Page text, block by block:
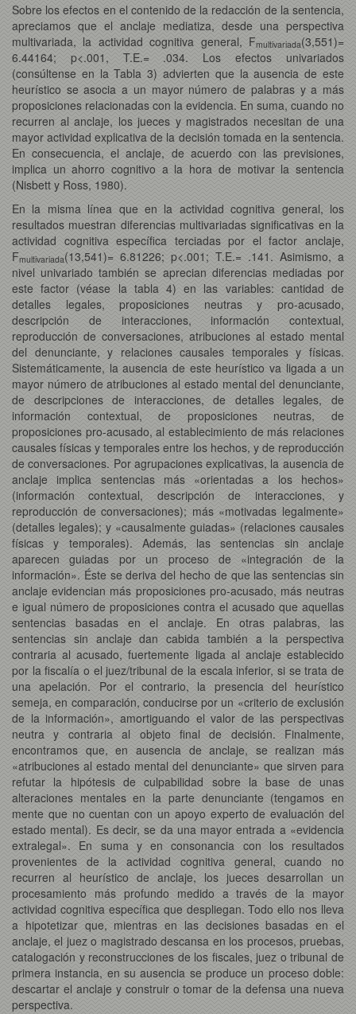
Sobre los efectos en el contenido de la redacción de la sentencia,
apreciamos que el anclaje mediatiza, desde una perspectiva
multivariada, la actividad cognitiva general, Fmultivariada(3,551)=
6.44164; p<.001, T.E.= .034. Los efectos univariados
(consúltense en la Tabla 3) advierten que la ausencia de este
heurístico se asocia a un mayor número de palabras y a más
proposiciones relacionadas con la evidencia. En suma, cuando no
recurren al anclaje, los jueces y magistrados necesitan de una
mayor actividad explicativa de la decisión tomada en la sentencia.
En consecuencia, el anclaje, de acuerdo con las previsiones,
implica un ahorro cognitivo a la hora de motivar la sentencia
(Nisbett y Ross, 1980).
En la misma línea que en la actividad cognitiva general, los
resultados muestran diferencias multivariadas significativas en la
actividad cognitiva específica terciadas por el factor anclaje,
Fmultivariada(13,541)= 6.81226; p<.001; T.E.= .141. Asimismo, a
nivel univariado también se aprecian diferencias mediadas por
este factor (véase la tabla 4) en las variables: cantidad de
detalles legales, proposiciones neutras y pro-acusado,
descripción de interacciones, información contextual,
reproducción de conversaciones, atribuciones al estado mental
del denunciante, y relaciones causales temporales y físicas.
Sistemáticamente, la ausencia de este heurístico va ligada a un
mayor número de atribuciones al estado mental del denunciante,
de descripciones de interacciones, de detalles legales, de
información contextual, de proposiciones neutras, de
proposiciones pro-acusado, al establecimiento de más relaciones
causales físicas y temporales entre los hechos, y de reproducción
de conversaciones. Por agrupaciones explicativas, la ausencia de
anclaje implica sentencias más «orientadas a los hechos»
(información contextual, descripción de interacciones, y
reproducción de conversaciones); más «motivadas legalmente»
(detalles legales); y «causalmente guiadas» (relaciones causales
físicas y temporales). Además, las sentencias sin anclaje
aparecen guiadas por un proceso de «integración de la
información». Éste se deriva del hecho de que las sentencias sin
anclaje evidencian más proposiciones pro-acusado, más neutras
e igual número de proposiciones contra el acusado que aquellas
sentencias basadas en el anclaje. En otras palabras, las
sentencias sin anclaje dan cabida también a la perspectiva
contraria al acusado, fuertemente ligada al anclaje establecido
por la fiscalía o el juez/tribunal de la escala inferior, si se trata de
una apelación. Por el contrario, la presencia del heurístico
semeja, en comparación, conducirse por un «criterio de exclusión
de la información», amortiguando el valor de las perspectivas
neutra y contraria al objeto final de decisión. Finalmente,
encontramos que, en ausencia de anclaje, se realizan más
«atribuciones al estado mental del denunciante» que sirven para
refutar la hipótesis de culpabilidad sobre la base de unas
alteraciones mentales en la parte denunciante (tengamos en
mente que no cuentan con un apoyo experto de evaluación del
estado mental). Es decir, se da una mayor entrada a «evidencia
extralegal». En suma y en consonancia con los resultados
provenientes de la actividad cognitiva general, cuando no
recurren al heurístico de anclaje, los jueces desarrollan un
procesamiento más profundo medido a través de la mayor
actividad cognitiva específica que despliegan. Todo ello nos lleva
a hipotetizar que, mientras en las decisiones basadas en el
anclaje, el juez o magistrado descansa en los procesos, pruebas,
catalogación y reconstrucciones de los fiscales, juez o tribunal de
primera instancia, en su ausencia se produce un proceso doble:
descartar el anclaje y construir o tomar de la defensa una nueva
perspectiva.